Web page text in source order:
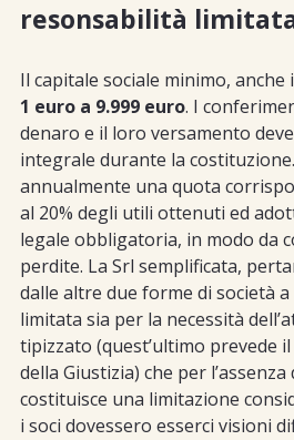
resonsabilità
Il capitale sociale minimo, anche
1 euro a 9.999 euro. I
denaro e il loro versamento
integrale durante la
annualmente una quota
al 20% degli utili ottenuti ed
legale obbligatoria, in modo da
perdite. La Srl semplificata,
dalle altre due forme di società
limitata sia per la necessità
tipizzato (quest’ultimo prevede
della Giustizia) che per
costituisce una limitazione
i soci dovessero esserci visioni